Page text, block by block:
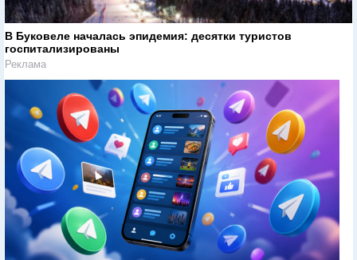
В Буковеле началась эпидемия: десятки туристов
госпитализированы
Реклама